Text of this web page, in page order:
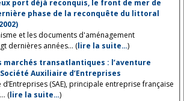
port déjà reconquis, le front de mer de
phase de la reconquête du littoral
et les documents d'aménagement
dernières années... (lire la suite…)
marchés transatlantiques : l’aventure
Auxiliaire d’Entreprises
(SAE), principale entreprise française
(lire la suite…)